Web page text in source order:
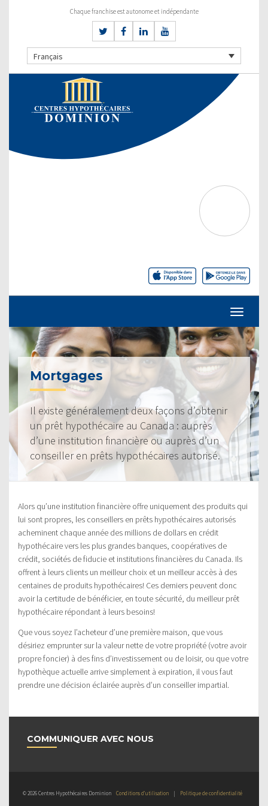
Chaque franchise est autonome et indépendante
Français
Mortgages
Il existe généralement deux façons d’obtenir
un prêt hypothécaire au Canada : auprès
d’une institution financière ou auprès d’un
conseiller en prêts hypothécaires autorisé.
Alors qu’une institution financière offre uniquement des produits qui
lui sont propres, les conseillers en prêts hypothécaires autorisés
acheminent chaque année des millions de dollars en crédit
hypothécaire vers les plus grandes banques, coopératives de
crédit, sociétés de fiducie et institutions financières du Canada. Ils
offrent à leurs clients un meilleur choix et un meilleur accès à des
centaines de produits hypothécaires! Ces derniers peuvent donc
avoir la certitude de bénéficier, en toute sécurité, du meilleur prêt
hypothécaire répondant à leurs besoins!
Que vous soyez l’acheteur d’une première maison, que vous
désiriez emprunter sur la valeur nette de votre propriété (votre avoir
propre foncier) à des fins d’investissement ou de loisir, ou que votre
hypothèque actuelle arrive simplement à expiration, il vous faut
prendre une décision éclairée auprès d’un conseiller impartial.
COMMUNIQUER AVEC NOUS
© 2026 Centres Hypothécaires Dominion Conditions d’utilisation | Politique de confidentialité